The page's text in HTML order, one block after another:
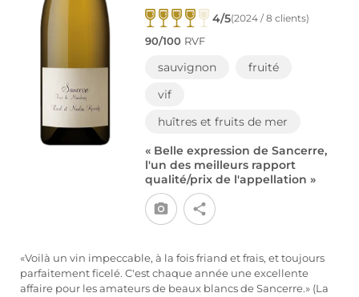
4/5(2024 / 8 clients)
90/100 RVF
sauvignon
fruité
vif
huîtres et fruits de mer
« Belle expression de Sancerre,
l'un des meilleurs rapport
qualité/prix de l'appellation »
«Voilà un vin impeccable, à la fois friand et frais, et toujours
parfaitement ficelé. C'est chaque année une excellente
affaire pour les amateurs de beaux blancs de Sancerre.» (La